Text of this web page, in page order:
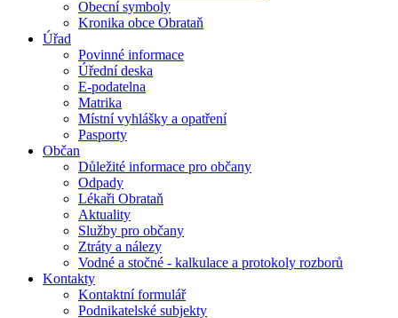
Obecní symboly
Kronika obce Obrataň
Úřad
Povinné informace
Úřední deska
E-podatelna
Matrika
Místní vyhlášky a opatření
Pasporty
Občan
Důležité informace pro občany
Odpady
Lékaři Obrataň
Aktuality
Služby pro občany
Ztráty a nálezy
Vodné a stočné - kalkulace a protokoly rozborů
Kontakty
Kontaktní formulář
Podnikatelské subjekty